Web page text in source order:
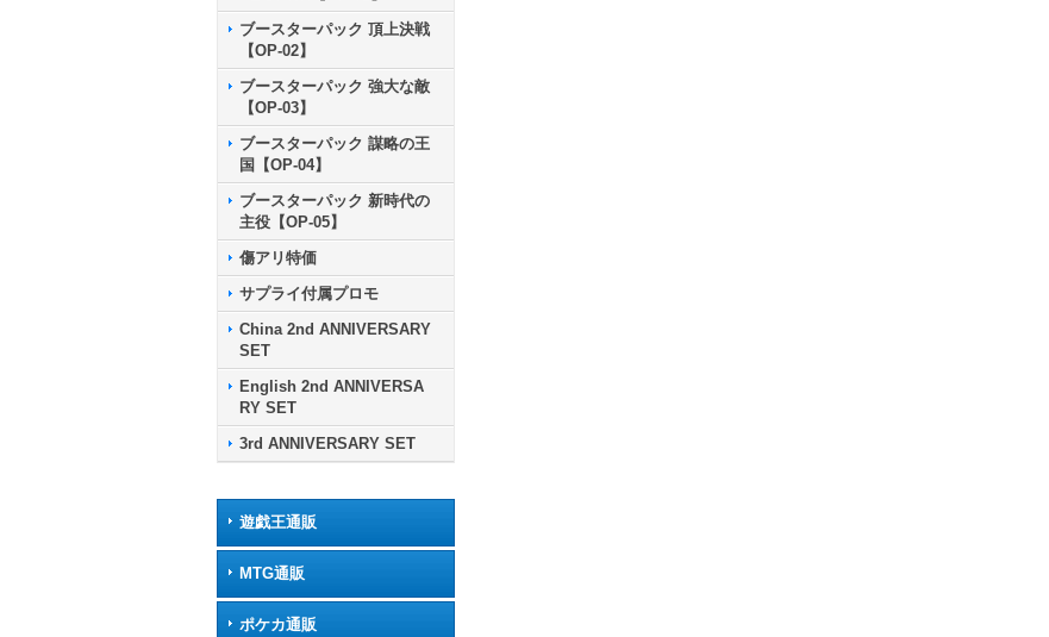
ブースターパック 頂上決戦
【OP-02】
ブースターパック 強大な敵
【OP-03】
ブースターパック 謀略の王
国【OP-04】
ブースターパック 新時代の
主役【OP-05】
傷アリ特価
サプライ付属プロモ
China 2nd ANNIVERSARY
SET
English 2nd ANNIVERSA
RY SET
3rd ANNIVERSARY SET
遊戯王通販
MTG通販
ポケカ通販